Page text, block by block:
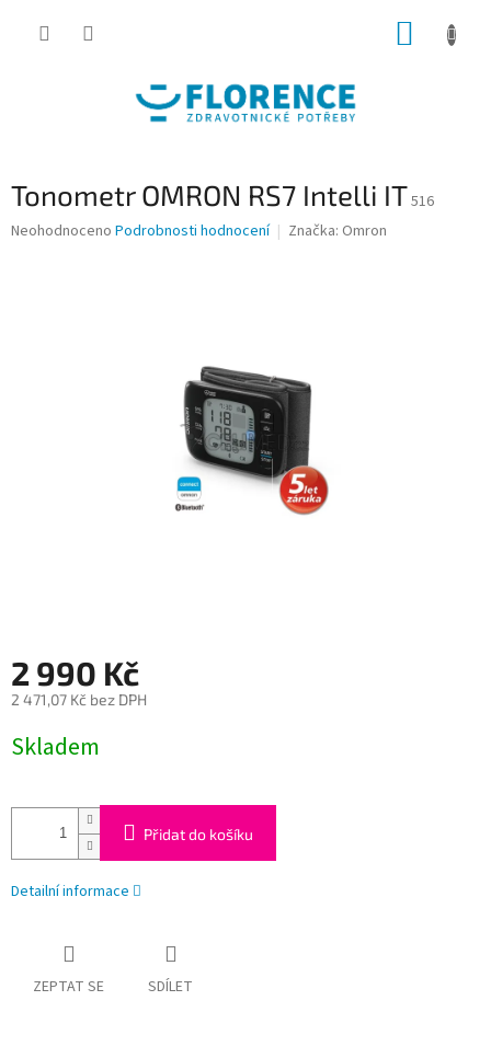
Tonometr OMRON RS7 Intelli IT516
Průměrné
Neohodnoceno Podrobnosti hodnocení Značka: Omron
2 990 Kč
2 471,07 Kč bez DPH
cena:
Skladem
Přidat do košíku
Detailní informace
ZEPTAT SE SDÍLET